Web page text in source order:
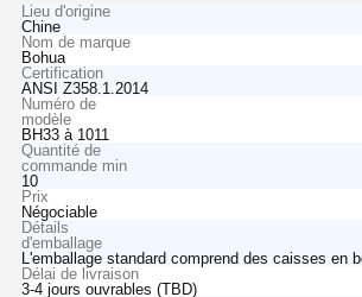
Lieu d'origine
Chine
Nom de marque
Bohua
Certification
ANSI Z358.1.2014
Numéro de
modèle
BH33 à 1011
Quantité de
commande min
10
Prix
Négociable
Détails
d'emballage
L'emballage standard comprend des caisses en
Délai de livraison
3-4 jours ouvrables (TBD)